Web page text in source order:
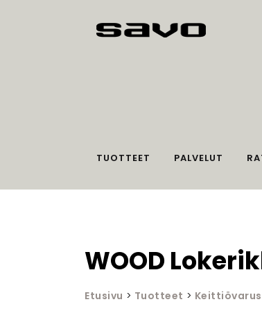
TUOTTEET PALVELUT
WOOD
Etusivu > Tuotteet >